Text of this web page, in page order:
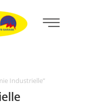
Industrielle”